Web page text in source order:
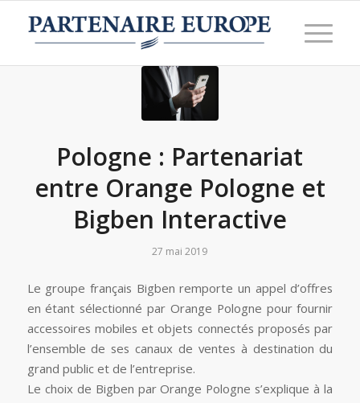
Pologne : Partenariat
entre Orange Pologne et
Bigben Interactive
27 mai 2019
Le groupe français Bigben remporte un appel d’offres
en étant sélectionné par Orange Pologne pour fournir
accessoires mobiles et objets connectés proposés par
l’ensemble de ses canaux de ventes à destination du
grand public et de l’entreprise.
Le choix de Bigben par Orange Pologne s’explique à la